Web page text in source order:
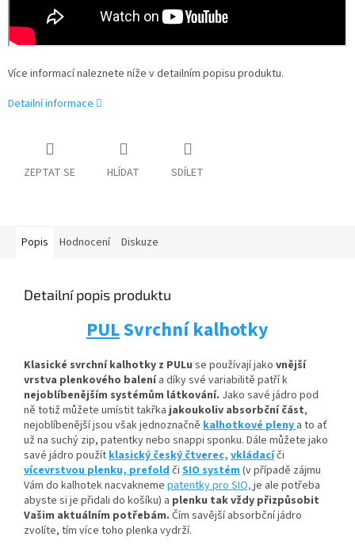
Více informací naleznete níže v detailním popisu produktu.
Detailní informace
ZEPTAT SE HLÍDAT SDÍLET
Popis Hodnocení Diskuze
Detailní popis produktu
PULSvrchní kalhotky
Klasické svrchní kalhotky z PULu se používají jako vnější
vrstva plenkového balenía díky své variabilitě patří k
nejoblíbenějším systémům látkování. Jako savé jádro pod
ně totiž můžete umístittakřkajakoukoliv absorbčníčást,
nejoblíbenější jsou však jednoznačně kalhotkové pleny a to ať
už na suchý zip, patentky nebo snappi sponku. Dále můžete jako
savé jádro použítklasický český čtverec, vkládacíči
vícevrstvou plenku,prefoldči SIO systém(v případě zájmu
Vám do kalhotek nacvakneme patentky pro SIO,je ale potřeba
abyste si je přidali do košíku) a plenku tak vždy přizpůsobit
Vašim aktuálním potřebám. Čím savější absorbční jádro
zvolíte, tím více toho plenka vydrží.